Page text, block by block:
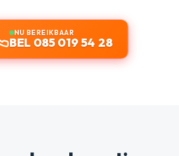
NU BEREIKBAAR
BEL 085 019 54 28